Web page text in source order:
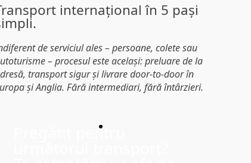
internațional în 5 pași
de serviciul ales – persoane, colete sau
– procesul este același: preluare de la
transport sigur și livrare door-to-door în
și Anglia. Fără intermediari, fără întârzieri.
Pregătit pentru